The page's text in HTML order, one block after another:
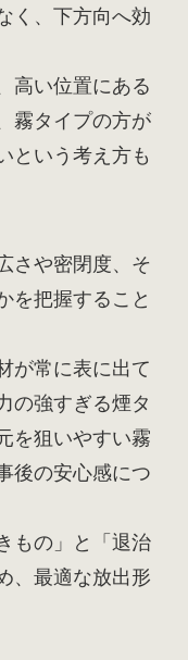
く、下方向へ効
高い位置にある
霧タイプの方が
という考え方も
さや密閉度、そ
を把握すること
が常に表に出て
の強すぎる煙タ
を狙いやすい霧
後の安心感につ
もの」と「退治
、最適な放出形